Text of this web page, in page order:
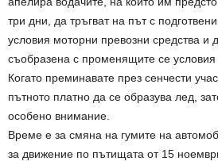
три дни, да тръгват на път с
условия моторни превозни средства и
съобразена с променящите се условия
Когато преминавате през сенчести
пътното платно да се образува лед,
особено внимание.
Време е за смяна на гумите на
за движение по пътищата от 15